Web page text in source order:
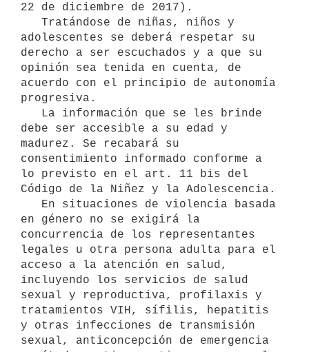
22 de diciembre de 2017).
adolescentes se deberá respetar su
derecho a ser escuchados y a que su
opinión sea tenida en cuenta, de
acuerdo con el principio de autonomía
progresiva.
debe ser accesible a su edad y
madurez. Se recabará su
consentimiento informado conforme a
lo previsto en el art. 11 bis del
Código de la Niñez y la Adolescencia.
en género no se exigirá la
concurrencia de los representantes
legales u otra persona adulta para el
acceso a la atención en salud,
incluyendo los servicios de salud
sexual y reproductiva, profilaxis y
tratamientos VIH, sífilis, hepatitis
y otras infecciones de transmisión
sexual, anticoncepción de emergencia